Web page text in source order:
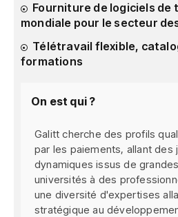
Fourniture de logiciels de
mondiale pour le secteur
Télétravail flexible,
formations
On est qui ?
Galitt cherche des profils
par les paiements, allant des
dynamiques issus de
universités à des
une diversité d'expertises
stratégique au